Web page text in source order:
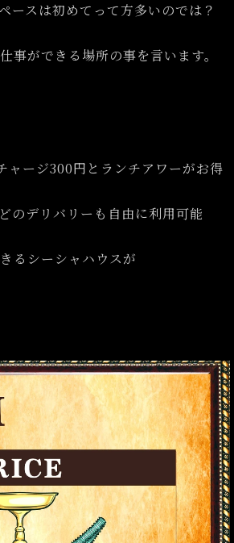
ースは初めてって方多いのでは？
ができる場所の事を言います。
ージ300円とランチアワーがお得
のデリバリーも自由に利用可能
るシーシャハウスが